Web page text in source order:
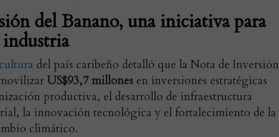
del Banano, una iniciativa para
del país caribeño detalló que la Nota de Inversión
US$93,7 millones en inversiones estratégicas
productiva, el desarrollo de infraestructura
la innovación tecnológica y el fortalecimiento de la
climático.